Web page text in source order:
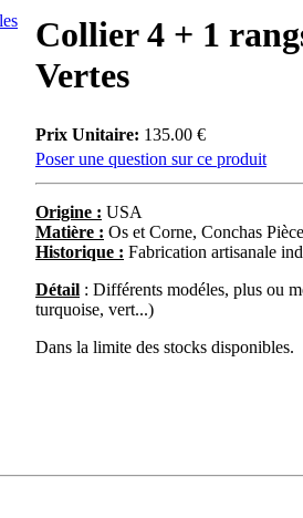
Collier 4 + 1
Vertes
Prix Unitaire: 135.00 €
Poser une question sur ce produit
Origine : USA
Matière : Os et Corne, Conchas
Historique : Fabrication artisanale
Détail : Différents modéles, plus ou
turquoise, vert...)
Dans la limite des stocks disponibles.